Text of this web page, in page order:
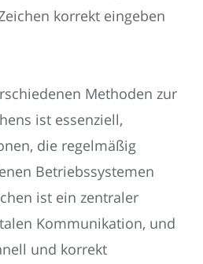
korrekt eingeben
Methoden zur
ist essenziell,
die regelmäßig
Betriebssystemen
ist ein zentraler
Kommunikation, und
und korrekt